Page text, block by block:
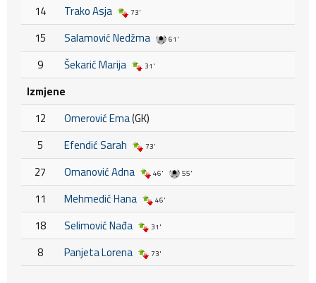
14
Trako Asja 73'
15 Salamović Nedžma 61'
9 Šekarić Marija 31'
Izmjene
12
Omerović Ema(GK)
5
Efendić Sarah 73'
27 Omanović Adna 46' 55'
11 Mehmedić Hana 46'
18 Selimović Nađa 31'
8 Panjeta Lorena 73'